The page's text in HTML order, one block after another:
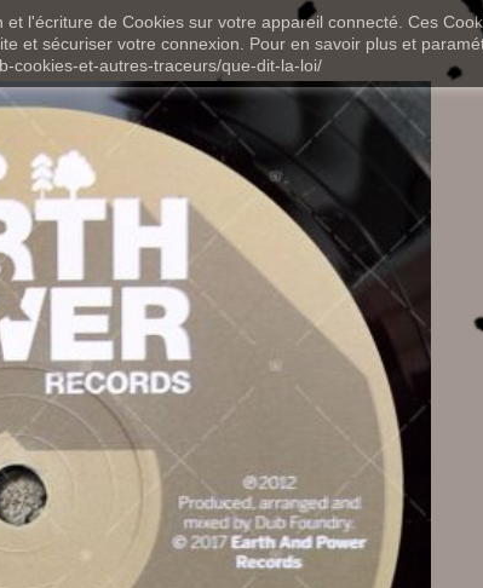
l'écriture de Cookies sur votre appareil connecté. Ces
et sécuriser votre connexion. Pour en savoir plus et
cookies-et-autres-traceurs/que-dit-la-loi/